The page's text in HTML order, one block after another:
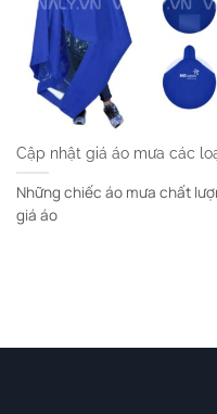
Cập nhật giá áo mưa các
Những chiếc áo mưa chất
giá áo